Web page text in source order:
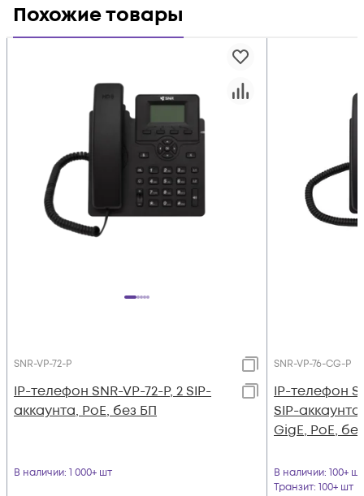
Похожие товары
SNR-VP-72-P
IP-телефон SNR-VP-72-P, 2 SIP-
аккаунта, PoE, без БП
В наличии: 1 000+ шт
SNR-VP-76-CG-P
IP-телефон
SIP-
GigE, PoE,
В наличии: 100+ шт
Транзит: 100+ шт